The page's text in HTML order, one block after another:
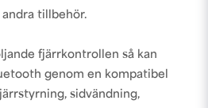
tillbehör.
fjärrkontrollen så kan
genom en kompatibel
sidvändning,